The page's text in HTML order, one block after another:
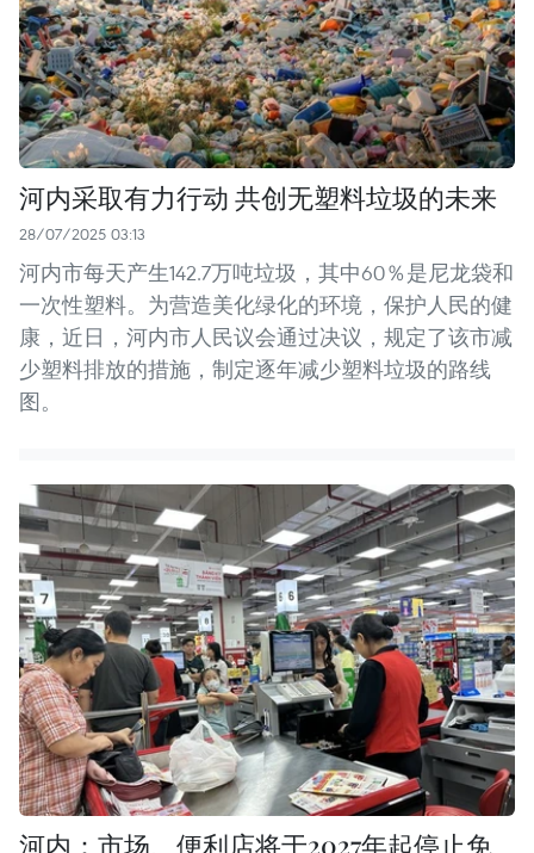
河内采取有力行动 共创无塑料垃圾的未来
28/07/2025 03:13
河内市每天产生142.7万吨垃圾，其中60％是尼龙袋和
一次性塑料。为营造美化绿化的环境，保护人民的健
康，近日，河内市人民议会通过决议，规定了该市减
少塑料排放的措施，制定逐年减少塑料垃圾的路线
图。
河内：市场、便利店将于2027年起停止免